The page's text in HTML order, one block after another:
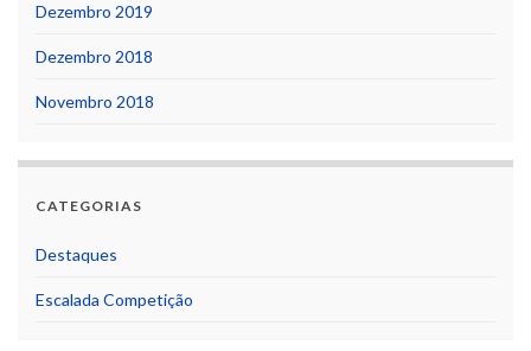
Dezembro 2019
Dezembro 2018
Novembro 2018
CATEGORIAS
Destaques
Escalada Competição